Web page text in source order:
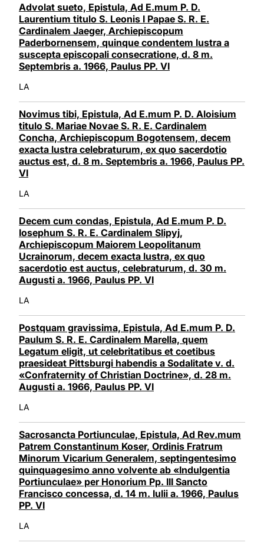
Advolat sueto, Epistula, Ad E.mum P. D.
Laurentium titulo S. Leonis I Papae S. R. E.
Cardinalem Jaeger, Archiepiscopum
Paderbornensem, quinque condentem lustra a
suscepta episcopali consecratione, d. 8 m.
Septembris a. 1966, Paulus PP. VI
LA
Novimus tibi, Epistula, Ad E.mum P. D. Aloisium
titulo S. Mariae Novae S. R. E. Cardinalem
Concha, Archiepiscopum Bogotensem, decem
exacta lustra celebraturum, ex quo sacerdotio
auctus est, d. 8 m. Septembris a. 1966, Paulus PP.
VI
LA
Decem cum condas, Epistula, Ad E.mum P. D.
Iosephum S. R. E. Cardinalem Slipyj,
Archiepiscopum Maiorem Leopolitanum
Ucrainorum, decem exacta lustra, ex quo
sacerdotio est auctus, celebraturum, d. 30 m.
Augusti a. 1966, Paulus PP. VI
LA
Postquam gravissima, Epistula, Ad E.mum P. D.
Paulum S. R. E. Cardinalem Marella, quem
Legatum eligit, ut celebritatibus et coetibus
praesideat Pittsburgi habendis a Sodalitate v. d.
«Confraternity of Christian Doctrine», d. 28 m.
Augusti a. 1966, Paulus PP. VI
LA
Sacrosancta Portiunculae, Epistula, Ad Rev.mum
Patrem Constantinum Koser, Ordinis Fratrum
Minorum Vicarium Generalem, septingentesimo
quinquagesimo anno volvente ab «Indulgentia
Portiunculae» per Honorium Pp. III Sancto
Francisco concessa, d. 14 m. Iulii a. 1966, Paulus
PP. VI
LA